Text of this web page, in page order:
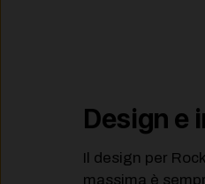
Design e
Il design per
massima è